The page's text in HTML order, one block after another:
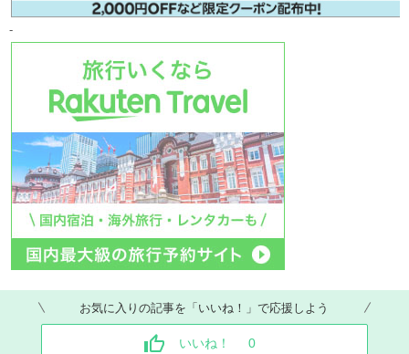
-
お気に入りの記事を「いいね！」で応援しよう
いいね！ 0